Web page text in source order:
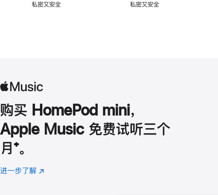
私密又安全 私密又安全
购买 HomePod mini，
Apple Music 免费试听三个
月 脚
注
⁺。
进一步了解 Apple
(在